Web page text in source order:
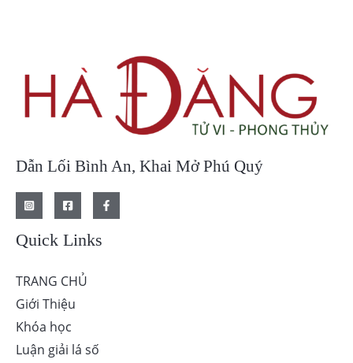
Dẫn Lối Bình An, Khai Mở Phú Quý
Quick Links
TRANG CHỦ
Giới Thiệu
Khóa học
Luận giải lá số